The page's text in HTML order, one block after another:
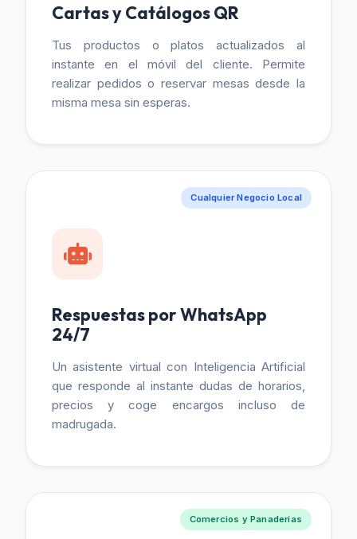
Cartas y Catálogos QR
Tus productos o platos actualizados al
instante en el móvil del cliente. Permite
realizar pedidos o reservar mesas desde la
misma mesa sin esperas.
Cualquier Negocio Local
Respuestas por WhatsApp
24/7
Un asistente virtual con Inteligencia Artificial
que responde al instante dudas de horarios,
precios y coge encargos incluso de
madrugada.
Comercios y Panaderías